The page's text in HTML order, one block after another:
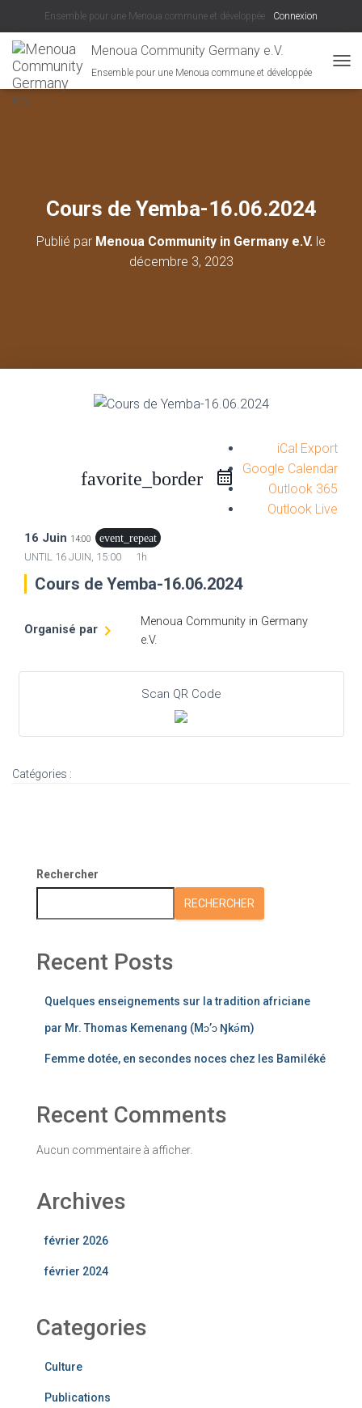
Ensemble pour une Menoua commune et développée Connexion
Menoua Community Germany e.V.
Ensemble pour une Menoua commune et développée
É
Cours de Yemba-16.06.2024
Publié par Menoua Community in Germany e.V. le
décembre 3, 2023
favorite_border
iCal Export
Google Calendar
Outlook 365
Outlook Live
16 Juin 14:00 event_repeat
UNTIL 16 JUIN, 15:00 1h
Cours de Yemba-16.06.2024
Organisé par
Menoua Community in Germany
e.V.
Scan QR Code
Catégories :
Rechercher
RECHERCHER
Recent Posts
Quelques enseignements sur la tradition africiane
par Mr. Thomas Kemenang (Mɔ’ɔ Ŋkǝ́m)
Femme dotée, en secondes noces chez les Bamiléké
Recent Comments
Aucun commentaire à afficher.
Archives
février 2026
février 2024
Categories
Culture
Publications